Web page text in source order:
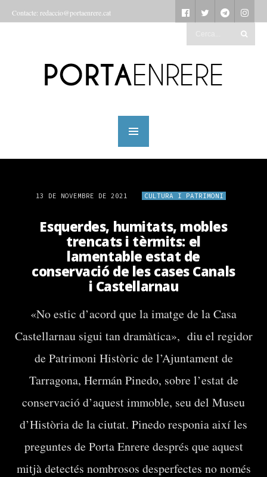
Contacte: redaccio@portaenrere.cat
13 DE NOVEMBRE DE 2021 CULTURA I PATRIMONI
Esquerdes, humitats, mobles
trencats i tèrmits: el
lamentable estat de
conservació de les cases Canals
i Castellarnau
«No estic d’acord que la imatge de la Casa
Castellarnau sigui tan dramàtica», diu el regidor
de Patrimoni Històric de l’Ajuntament de
Tarragona, Hermán Pinedo, sobre l’estat de
conservació d’aquest immoble, seu del Museu
d’Història de la ciutat. Pinedo responia així les
preguntes de Porta Enrere després que aquest
mitjà detectés nombrosos desperfectes no només